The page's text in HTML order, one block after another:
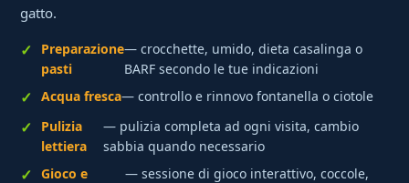
gatto.
Preparazione
pasti
— crocchette, umido, dieta casalinga o
BARF secondo le tue indicazioni
Acqua fresca— controllo e rinnovo fontanella o ciotole
Pulizia
lettiera
— pulizia completa ad ogni visita, cambio
sabbia quando necessario
Gioco e
— sessione di gioco interattivo, coccole,